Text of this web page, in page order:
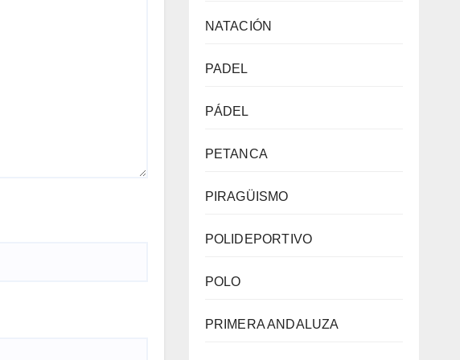
NATACIÓN
PADEL
PÁDEL
PETANCA
PIRAGÜISMO
POLIDEPORTIVO
POLO
PRIMERA ANDALUZA